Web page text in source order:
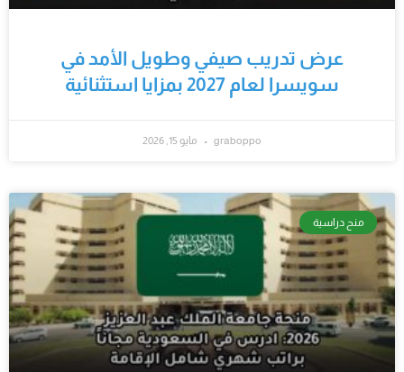
عرض تدريب صيفي وطويل الأمد في
سويسرا لعام 2027 بمزايا استثنائية
graboppo مايو 15, 2026
منح دراسية